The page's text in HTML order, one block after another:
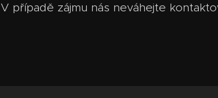
V případě zájmu nás neváhejte